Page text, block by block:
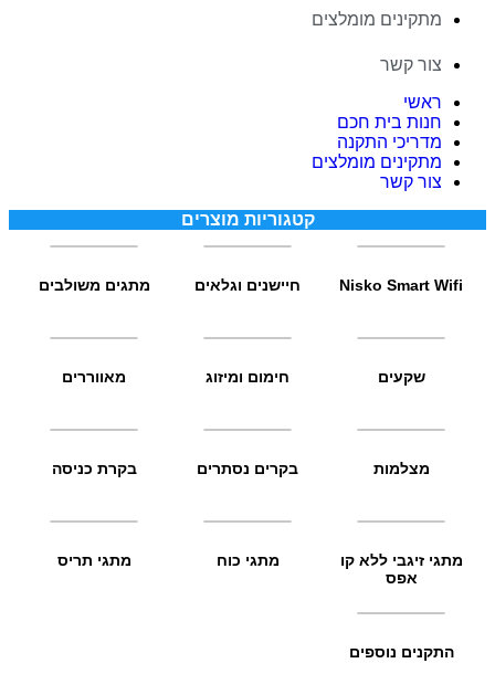
מתקינים מומלצים
צור קשר
ראשי
חנות בית חכם
מדריכי התקנה
מתקינים מומלצים
צור קשר
קטגוריות מוצרים
Nisko Smart Wifi חיישנים וגלאים מתגים משולבים
שקעים חימום ומיזוג מאווררים
מצלמות בקרים נסתרים בקרת כניסה
מתגי זיגבי ללא קו
אפס
מתגי כוח מתגי תריס
התקנים נוספים